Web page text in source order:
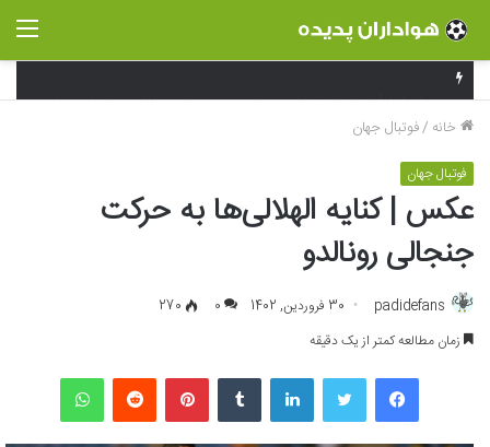
خانه /فوتبال جهان
فوتبال جهان
عکس | کنایه الهلالی‌ها به حرکت
جنجالی رونالدو
padidefans 30 فروردین, 1402 0
270
زمان مطالعه کمتر از یک دقیقه
فیسبوک لینکداین پینتریست